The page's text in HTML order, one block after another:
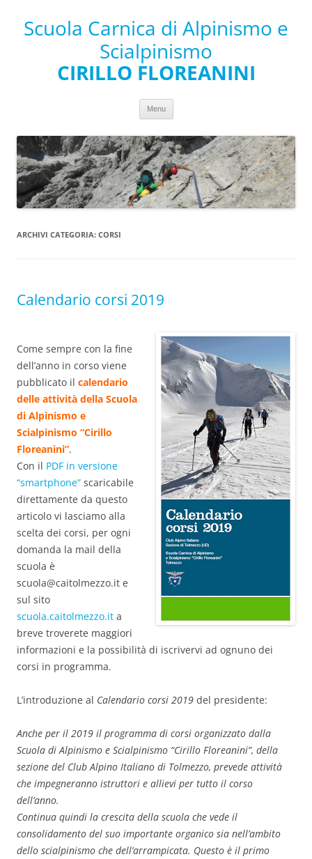
Scuola Carnica di Alpinismo e
Scialpinismo
CIRILLO FLOREANINI
Menu Vai al contenuto
ARCHIVI CATEGORIA: CORSI
Calendario corsi 2019
Come sempre con la fine
dell’anno in corso viene
pubblicato il calendario
delle attività della Scuola
di Alpinismo e
Scialpinismo “Cirillo
Floreanini”.
Con il PDF in versione
“smartphone” scaricabile
direttamente da questo
articolo vi lasciamo alla
scelta dei corsi, per ogni
domanda la mail della
scuola è
scuola@caitolmezzo.it e
sul sito
scuola.caitolmezzo.it a
breve troverete maggiori
informazioni e la possibilità di iscrivervi ad ognuno dei
corsi in programma.
L’introduzione al Calendario corsi 2019 del presidente:
Anche per il 2019 il programma di corsi organizzato dalla
Scuola di Alpinismo e Scialpinismo “Cirillo Floreanini”, della
sezione del Club Alpino Italiano di Tolmezzo, prevede attività
che impegneranno istruttori e allievi per tutto il corso
dell’anno.
Continua quindi la crescita della scuola che vede il
consolidamento del suo importante organico sia nell’ambito
dello scialpinismo che dell’arrampicata. Questo è il primo